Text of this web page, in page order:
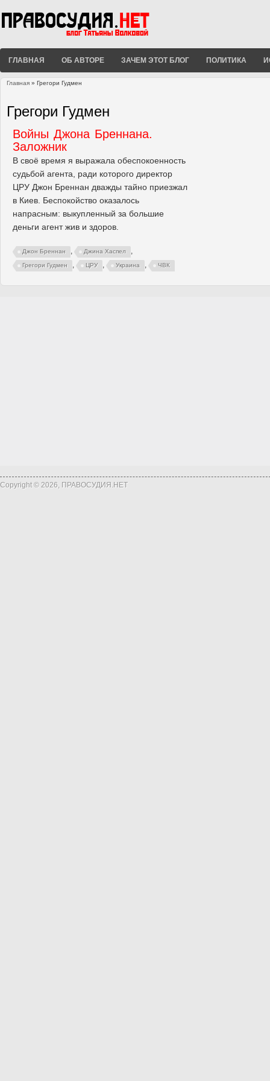
ГЛАВНАЯ ОБ АВТОРЕ ЗАЧЕМ ЭТОТ БЛОГ ПОЛИТИКА
Главная » Грегори Гудмен
Грегори Гудмен
Войны Джона Бреннана.
Заложник
В своё время я выражала обеспокоенность
судьбой агента, ради которого директор
ЦРУ Джон Бреннан дважды тайно приезжал
в Киев. Беспокойство оказалось
напрасным: выкупленный за большие
деньги агент жив и здоров.
Джон Бреннан , Джина Хаспел ,
Грегори Гудмен , ЦРУ , Украина , ЧВК
Copyright © 2026, ПРАВОСУДИЯ.НЕТ